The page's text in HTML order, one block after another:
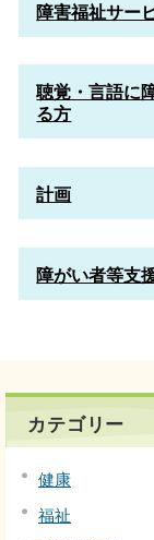
障害福祉サー
聴覚・言語に
る方
計画
障がい者等支
カテゴリー
健康
福祉